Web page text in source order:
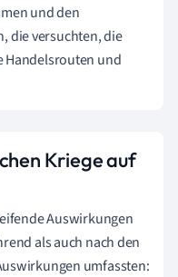
und den
die versuchten, die
Handelsrouten und
Kriege auf
Auswirkungen
als auch nach den
umfassten: